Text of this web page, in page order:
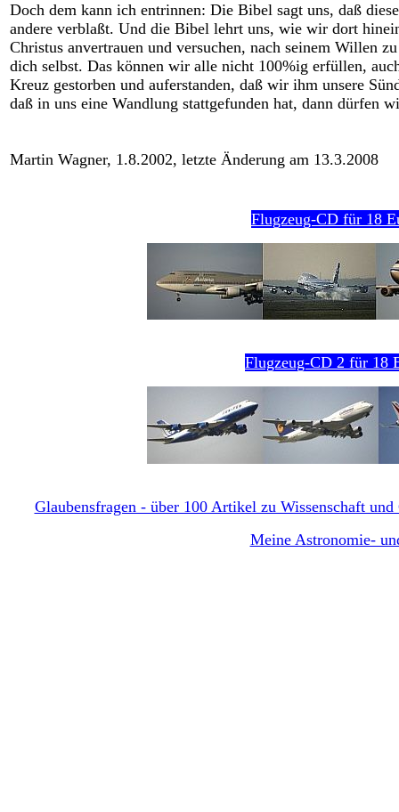
Doch dem kann ich entrinnen: Die Bibel sagt uns, daß
andere verblaßt. Und die Bibel lehrt uns, wie wir dort
Christus anvertrauen und versuchen, nach seinem Willen
dich selbst. Das können wir alle nicht 100%ig erfüllen,
Kreuz gestorben und auferstanden, daß wir ihm unsere
daß in uns eine Wandlung stattgefunden hat, dann dürfen
Martin Wagner, 1.8.2002, letzte Änderung am 13.3.2008
Flugzeug-CD für 18
Flugzeug-CD 2 für 18
Glaubensfragen - über 100 Artikel zu Wissenschaft
Meine Astronomie-